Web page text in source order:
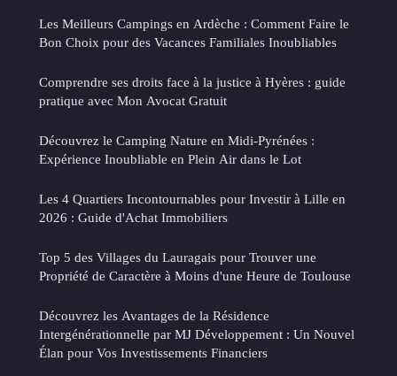
Les Meilleurs Campings en Ardèche : Comment Faire le
Bon Choix pour des Vacances Familiales Inoubliables
Comprendre ses droits face à la justice à Hyères : guide
pratique avec Mon Avocat Gratuit
Découvrez le Camping Nature en Midi-Pyrénées :
Expérience Inoubliable en Plein Air dans le Lot
Les 4 Quartiers Incontournables pour Investir à Lille en
2026 : Guide d'Achat Immobiliers
Top 5 des Villages du Lauragais pour Trouver une
Propriété de Caractère à Moins d'une Heure de Toulouse
Découvrez les Avantages de la Résidence
Intergénérationnelle par MJ Développement : Un Nouvel
Élan pour Vos Investissements Financiers